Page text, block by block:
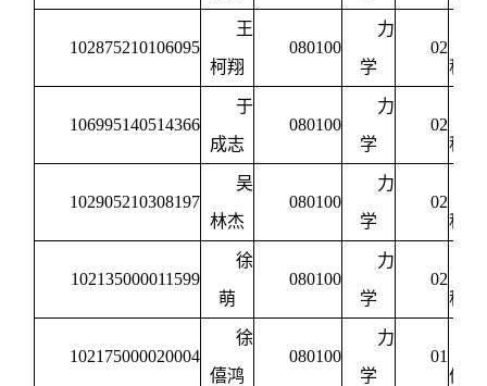
102875210106095
王
柯翔
080100
力
学
02
程
106995140514366
于
成志
080100
力
学
02
程
102905210308197
吴
林杰
080100
力
学
02
程
102135000011599
徐
萌
080100
力
学
02
程
102175000020004
徐
僖鸿
080100
力
学
01
体